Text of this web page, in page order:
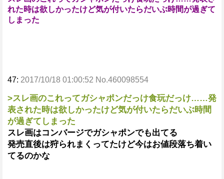
れた時は欲しかったけど気が付いたらだいぶ時間が過ぎて
しまった
47: 2017/10/18 01:00:52 No.460098554
>スレ画のこれってガシャポンだっけ食玩だっけ……発
表された時は欲しかったけど気が付いたらだいぶ時間
が過ぎてしまった
スレ画はコンバージでガシャポンでも出てる
発売直後は狩られまくってたけど今はお値段落ち着い
てるのかな